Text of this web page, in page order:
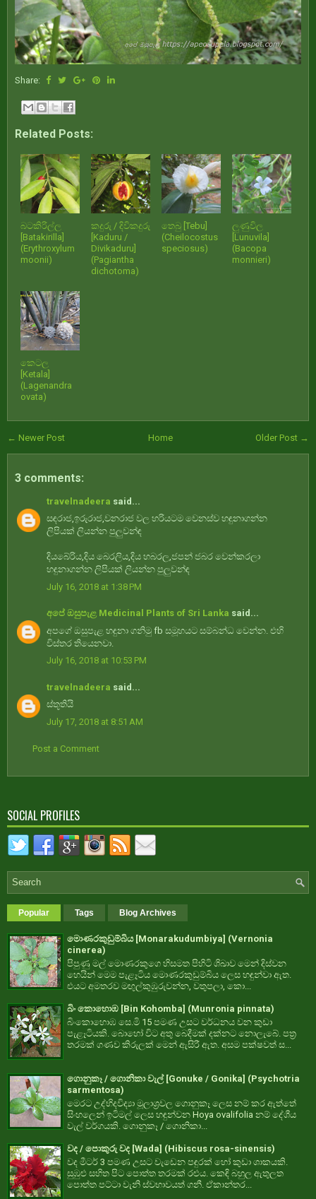
Share:
Related Posts:
බටකිරිල්ල
[Batakirilla]
(Erythroxylum
moonii)
කදුරු / දිවිකදුරු
[Kaduru /
Divikaduru]
(Pagiantha
dichotoma)
තෙබු [Tebu]
(Cheilocostus
speciosus)
ලුණුවිල
[Lunuvila]
(Bacopa
monnieri)
කෙටල
[Ketala]
(Lagenandra
ovata)
← Newer Post Older Post →
Home
3 comments:
travelnadeera said...
සඳරාජ,ඉරුරාජ,වනරාජ වල හරියටම වෙනස්ව හඳුනාගන්න
ලිපියක් ලියන්න පුලුවන්ඳ
දියබේරිය,දිය බෙරලිය,දිය හබරල,ජපන් ජබර වෙන්කරලා
හඳුනාගන්න ලිපියක් ලියන්න පුලුවන්ඳ
July 16, 2018 at 1:38 PM
අපේ ඔසුපැළ Medicinal Plants of Sri Lanka said...
අපගේ ඔසුපැළ හඳුනා ගනිමු fb සමූහයට සම්බන්ධ වෙන්න. එහි
විස්තර තියෙනවා.
July 16, 2018 at 10:53 PM
travelnadeera said...
ස්තූතියි
July 17, 2018 at 8:51 AM
Post a Comment
SOCIAL PROFILES
Popular Tags Blog Archives
මොණරකුඩුම්බිය [Monarakudumbiya] (Vernonia
cinerea)
පිපුණු මල් මොණරකුගෙ හිසමත පිහිටි ශිඛාව මෙන් දිස්වන
හෙයින් මෙම පැළෑටිය මොණරකුඩුම්බිය ලෙස හඳුන්වා ඇත.
එයට අමතරව මඟුල්කුඹුරුවන්න, වතුපලා, කො...
බිං කොහොඹ [Bin Kohomba] (Munronia pinnata)
බිංකොහොඹ සෙ.මි 15 පමණ උසට වර්ධනය වන කුඩා
පැළෑටියකි. බොහෝ විට අතු බෙදීමක් දක්නට නොලැබේ. පත්‍ර
තරමක් ගණව කිරුලක් මෙන් ඇසිරී ඇත. අසම පක්ෂවත් ස...
ගොනුකෑ / ගොනිකා වැල් [Gonuke / Gonika] (Psychotria
sarmentosa)
මෙරට උද්භිදවිද්‍යා මූලාශ්‍රවල ගොනුකෑ ලෙස නම් කර ඇත්තේ
සිංහලෙන් ඉටිමල් ලෙස හඳුන්වන Hoya ovalifolia නම් දේශීය
වැල් වර්ගයකි. ගොනුකෑ / ගොනිකා...
වද / පොකුරු වද [Wada] (Hibiscus rosa-sinensis)
වද මීටර් 3 පමණ උසට වැඩෙන පඳුරක් හෝ කුඩා ශාකයකි.
සුඹුළු සහිත පිට පොත්ත තරමක් රළුය. කෙඳි බහුල ඇතුලත
පොත්ත පට්ටා වැනි ස්වභාවයත් ගනී. ඒකාන්තර...